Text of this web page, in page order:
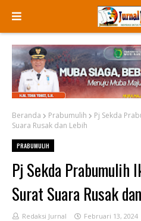
Beranda Prabumulih
Pj Sekda
Suara Rusak dan Lebih
PRABUMULIH
Pj Sekda Prabumulih
Surat Suara Rusak
Redaksi Jurnal Februari 13, 2024